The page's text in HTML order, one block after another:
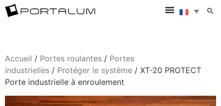
Accueil / Portes roulantes / Portes
industrielles / Protéger le système / XT-20 PROTECT
Porte industrielle à enroulement